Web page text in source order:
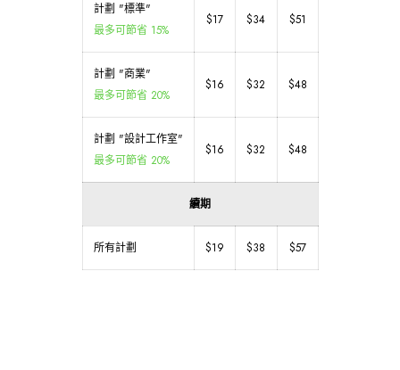
計劃 "標準"
最多可節省 15%
$17 $34 $51
計劃 "商業"
最多可節省 20%
$16 $32 $48
計劃 "設計工作室"
最多可節省 20%
$16 $32 $48
續期
所有計劃 $19 $38 $57